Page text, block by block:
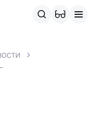
MTRAVEL